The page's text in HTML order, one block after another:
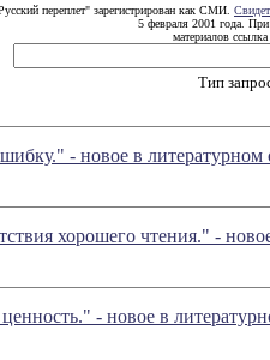
переплет" зарегистрирован как СМИ.
5 февраля 2001 года.
материалов
Тип
- новое в
хорошего чтения." -
ценность." - новое в